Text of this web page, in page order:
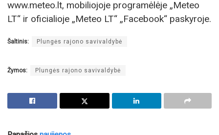
www.meteo.lt, mobiliojoje programėlėje „Meteo
LT“ ir oficialioje „Meteo LT“ „Facebook“ paskyroje.
Šaltinis: Plungės rajono savivaldybė
Žymos: Plungės rajono savivaldybė